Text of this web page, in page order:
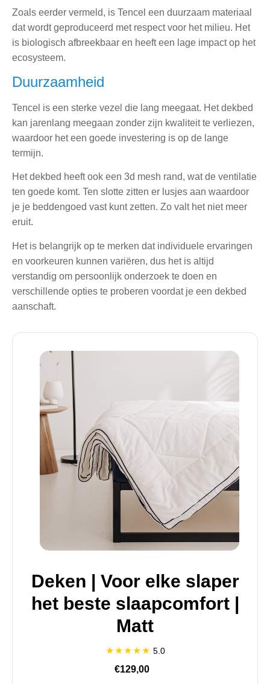
Zoals eerder vermeld, is Tencel een duurzaam materiaal
dat wordt geproduceerd met respect voor het milieu. Het
is biologisch afbreekbaar en heeft een lage impact op het
ecosysteem.
Duurzaamheid
Tencel is een sterke vezel die lang meegaat. Het dekbed
kan jarenlang meegaan zonder zijn kwaliteit te verliezen,
waardoor het een goede investering is op de lange
termijn.
Het dekbed heeft ook een 3d mesh rand, wat de ventilatie
ten goede komt. Ten slotte zitten er lusjes aan waardoor
je je beddengoed vast kunt zetten. Zo valt het niet meer
eruit.
Het is belangrijk op te merken dat individuele ervaringen
en voorkeuren kunnen variëren, dus het is altijd
verstandig om persoonlijk onderzoek te doen en
verschillende opties te proberen voordat je een dekbed
aanschaft.
Deken | Voor elke slaper
het beste slaapcomfort |
Matt
5.0
€129,00